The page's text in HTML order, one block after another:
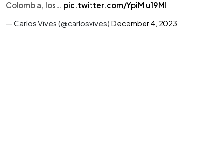
Colombia, los… pic.twitter.com/YpiMIu19MI
— Carlos Vives (@carlosvives) December 4, 2023